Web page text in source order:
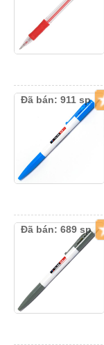
Đã bán: 911 sp
Đã bán: 689 sp